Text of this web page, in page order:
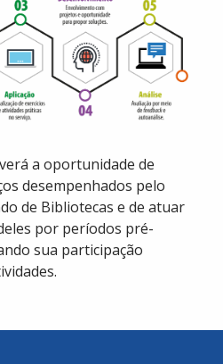
a oportunidade de
desempenhados pelo
de Bibliotecas e de atuar
por períodos pré-
sua participação